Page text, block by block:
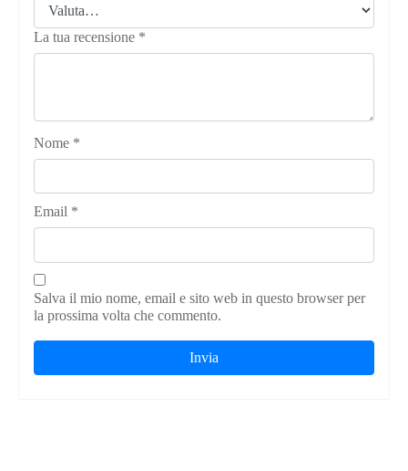
La tua recensione *
Nome *
Email *
Salva il mio nome, email e sito web in questo browser per
la prossima volta che commento.